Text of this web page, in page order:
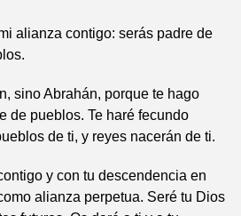
alianza contigo: serás padre de
sino Abrahán, porque te hago
de pueblos. Te haré fecundo
de ti, y reyes nacerán de ti.
y con tu descendencia en
alianza perpetua. Seré tu Dios